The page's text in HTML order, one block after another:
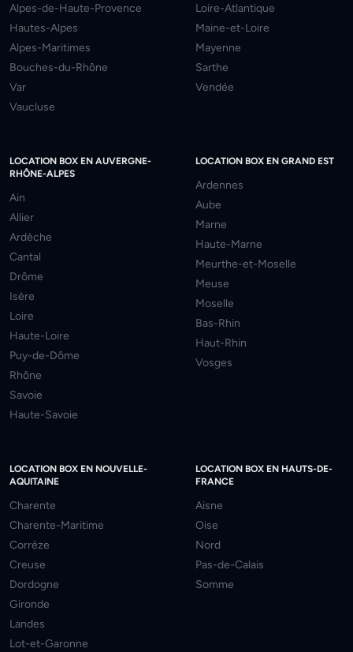
Alpes-de-Haute-Provence
Hautes-Alpes
Alpes-Maritimes
Bouches-du-Rhône
Var
Vaucluse
Loire-Atlantique
Maine-et-Loire
Mayenne
Sarthe
Vendée
LOCATION BOX EN AUVERGNE-
RHÔNE-ALPES
Ain
Allier
Ardèche
Cantal
Drôme
Isère
Loire
Haute-Loire
Puy-de-Dôme
Rhône
Savoie
Haute-Savoie
LOCATION BOX EN GRAND EST
Ardennes
Aube
Marne
Haute-Marne
Meurthe-et-Moselle
Meuse
Moselle
Bas-Rhin
Haut-Rhin
Vosges
LOCATION BOX EN NOUVELLE-
AQUITAINE
Charente
Charente-Maritime
Corrèze
Creuse
Dordogne
Gironde
Landes
Lot-et-Garonne
LOCATION BOX EN HAUTS-DE-
FRANCE
Aisne
Oise
Nord
Pas-de-Calais
Somme